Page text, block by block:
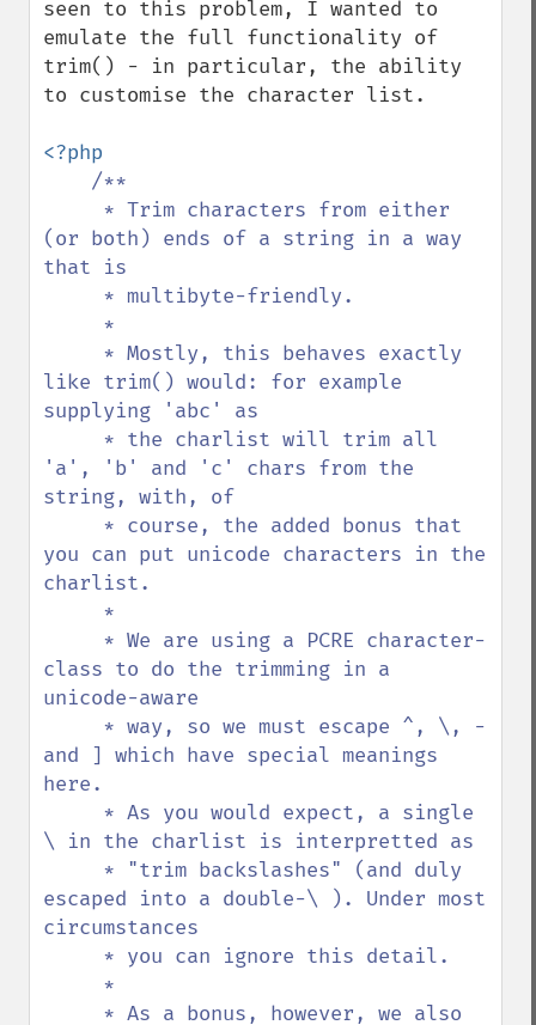
seen to this problem, I wanted to
emulate the full functionality of
trim() - in particular, the ability
to customise the character list.
<?php
/**
(or both) ends of a string in a way
that is
like trim() would: for example
supplying 'abc' as
'a', 'b' and 'c' chars from the
string, with, of
you can put unicode characters in the
charlist.
class to do the trimming in a
unicode-aware
and ] which have special meanings
here.
\ in the charlist is interpretted as
escaped into a double-\ ). Under most
circumstances